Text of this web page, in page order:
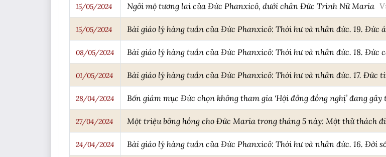
15/05/2024 Ngôi mộ tương lai của Đức Phanxicô, dưới chân Đức Trinh Nữ Maria
15/05/2024 Bài giáo lý hàng tuần của Đức Phanxicô: Thói hư và nhân đức. 19. Đức
08/05/2024 Bài giáo lý hàng tuần của Đức Phanxicô: Thói hư và nhân đức. 18. Đức
01/05/2024 Bài giáo lý hàng tuần của Đức Phanxicô: Thói hư và nhân đức. 17. Đức
28/04/2024 Bốn giám mục Đức chọn không tham gia ‘Hội đồng đồng nghị’ đang
27/04/2024 Một triệu bông hồng cho Đức Maria trong tháng 5 này: Một thử thách
24/04/2024 Bài giáo lý hàng tuần của Đức Phanxicô: Thói hư và nhân đức. 16. Đời